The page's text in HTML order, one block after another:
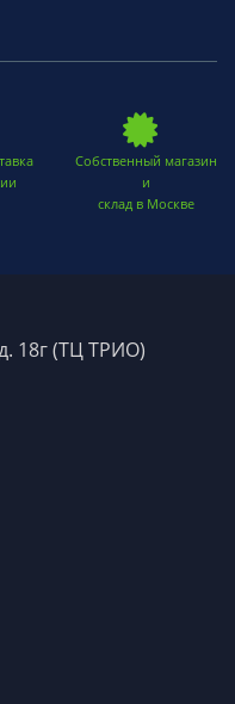
Собственный магазин
и
склад в Москве
18г (ТЦ ТРИО)